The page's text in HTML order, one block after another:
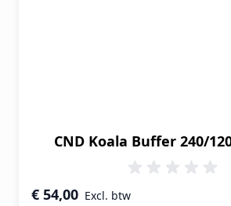
CND Koala Buffer 240/
Speciale prijs
€ 54,00